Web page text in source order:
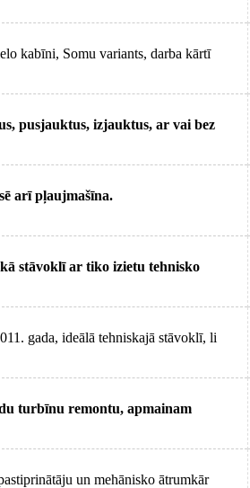
kabīni, Somu variants, darba kārtī
pusjauktus, izjauktus, ar vai bez
arī pļaujmašīna.
stāvoklī ar tiko izietu tehnisko
gada, ideālā tehniskajā stāvoklī, li
turbīnu remontu, apmainam
un mehānisko ātrumkār